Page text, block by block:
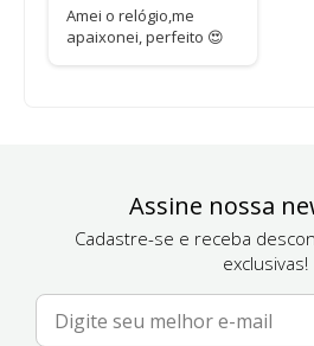
Amei o relógio,me
apaixonei, perfeito 😍
Assine nossa
Cadastre-se e receba
exclusivas!